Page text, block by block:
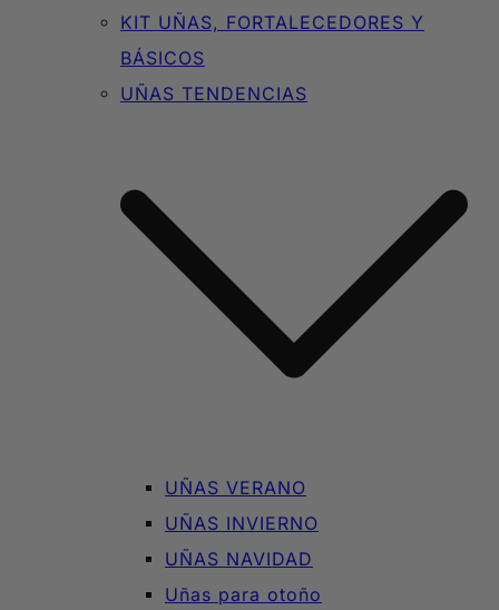
KIT UÑAS, FORTALECEDORES Y
BÁSICOS
UÑAS TENDENCIAS
UÑAS VERANO
UÑAS INVIERNO
UÑAS NAVIDAD
Uñas para otoño